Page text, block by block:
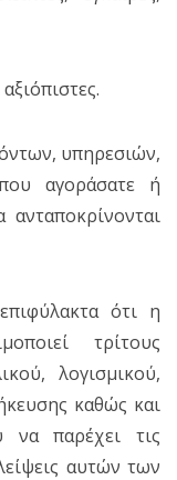
υπηρεσιών,
αγοράσατε ή
ότι η
τρίτους
λογισμικού,
καθώς και
να παρέχει τις
αυτών των